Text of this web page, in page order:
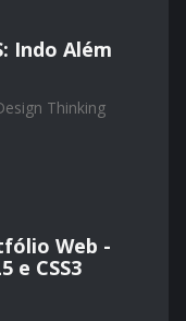
Indo Além
Thinking
Web -
e CSS3